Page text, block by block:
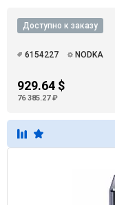
Доступно к заказу
6154227 NODKA
929.64 $
76 385.27 ₽